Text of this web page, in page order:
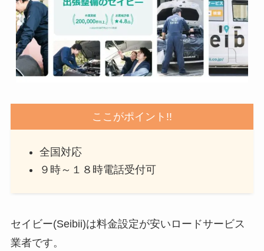
ここがポイント!!
全国対応
９時～１８時電話受付可
セイビー(Seibii)は料金設定が安いロードサービス
業者です。